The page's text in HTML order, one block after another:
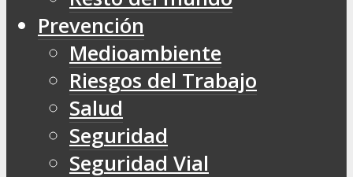
Prevención
Medioambiente
Riesgos del Trabajo
Salud
Seguridad
Seguridad Vial